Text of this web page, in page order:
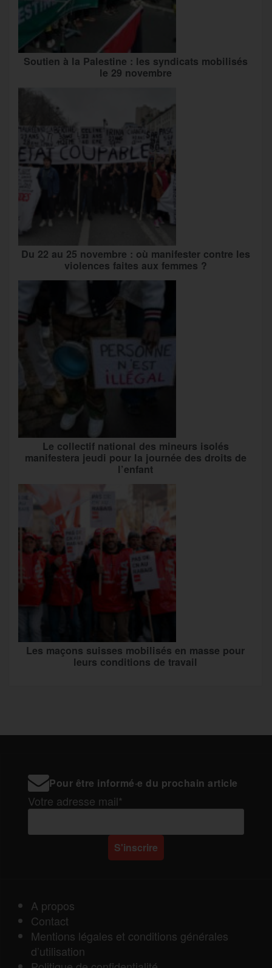
Soutien à la Palestine : les syndicats mobilisés
le 29 novembre
Du 22 au 25 novembre : où manifester contre les
violences faites aux femmes ?
Le collectif national des mineurs isolés
manifestera jeudi pour la journée des droits de
l’enfant
Les maçons suisses mobilisés en masse pour
leurs conditions de travail
Pour être informé·e du prochain article
Votre adresse mail*
A propos
Contact
Mentions légales et conditions générales
d’utilisation